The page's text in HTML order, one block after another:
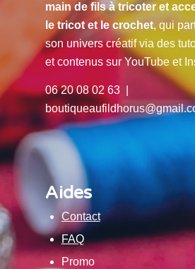
main de fils à tricoter et
le tricot et le crochet, qui
son univers créatif via des
et contenus sur YouTube et
06 20 08 02 63 |
Aides
Contact
FAQ
Promo